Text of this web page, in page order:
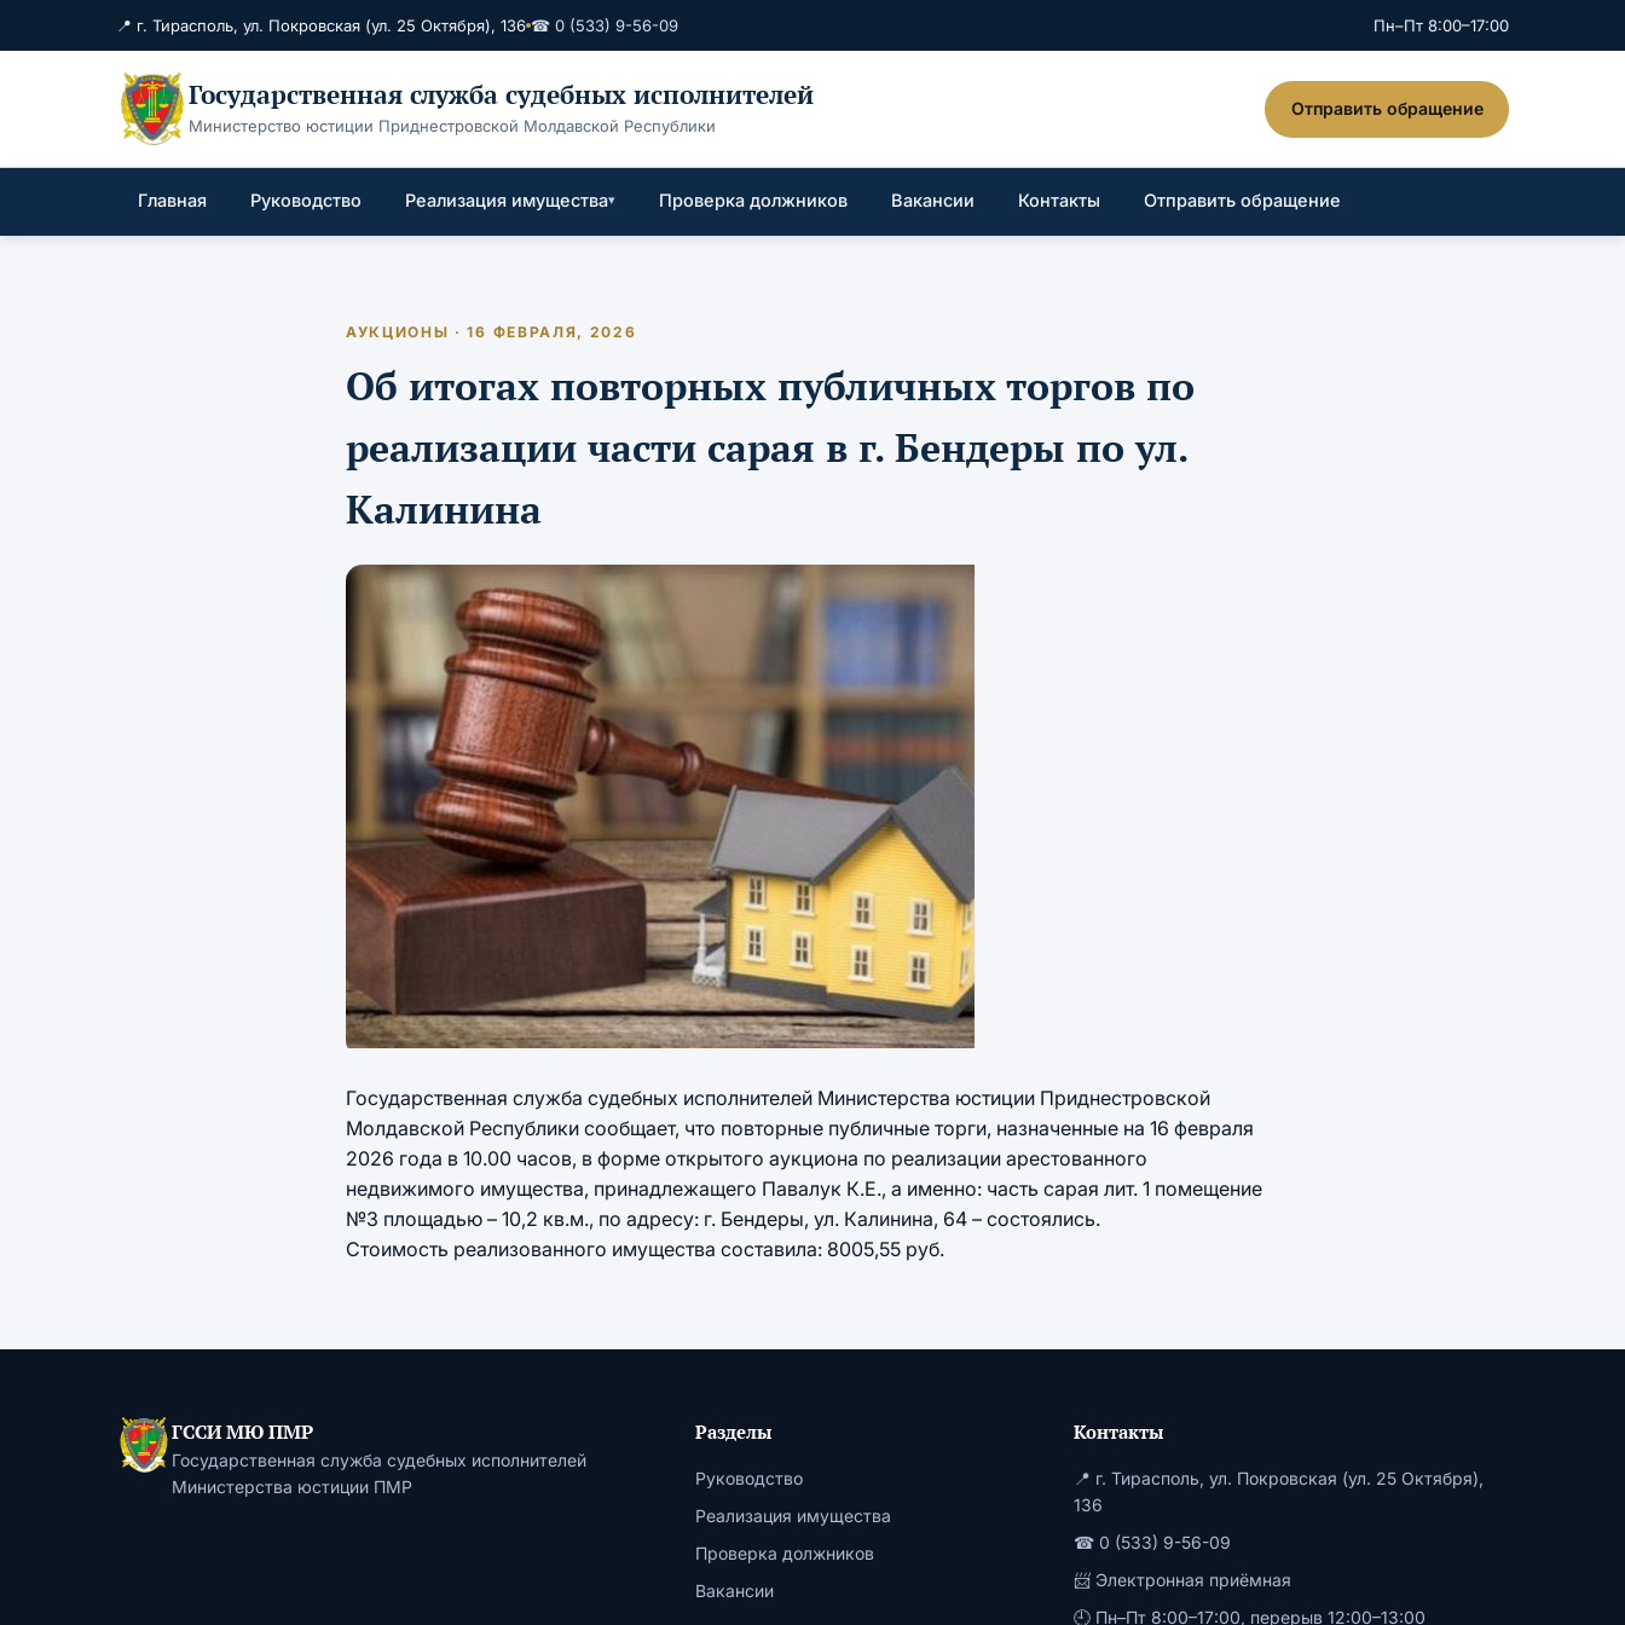
📍 г. Тирасполь, ул. Покровская (ул. 25 Октября), 136 ☎ 0 (533) 9-56-09 Пн–Пт 8:00–17:00
Государственная служба судебных исполнителей
Министерство юстиции Приднестровской Молдавской Республики
Отправить обращение
Главная Руководство Реализация имущества Проверка должников Вакансии Контакты Отправить обращение
АУКЦИОНЫ · 16 ФЕВРАЛЯ, 2026
Об итогах повторных публичных торгов по
реализации части сарая в г. Бендеры по ул.
Калинина
Государственная служба судебных исполнителей Министерства юстиции Приднестровской
Молдавской Республики сообщает, что повторные публичные торги, назначенные на 16 февраля
2026 года в 10.00 часов, в форме открытого аукциона по реализации арестованного
недвижимого имущества, принадлежащего Павалук К.Е., а именно: часть сарая лит. 1 помещение
№3 площадью – 10,2 кв.м., по адресу: г. Бендеры, ул. Калинина, 64 – состоялись.
Стоимость реализованного имущества составила: 8005,55 руб.
ГССИ МЮ ПМР
Государственная служба судебных исполнителей
Министерства юстиции ПМР
Разделы
Руководство
Реализация имущества
Проверка должников
Вакансии
Контакты
📍 г. Тирасполь, ул. Покровская (ул. 25 Октября),
136
☎ 0 (533) 9-56-09
📨 Электронная приёмная
🕘 Пн–Пт 8:00–17:00, перерыв 12:00–13:00